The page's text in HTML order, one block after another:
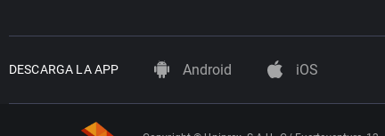
DESCARGA LA APP Android iOS